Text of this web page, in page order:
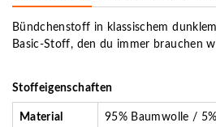
Bündchenstoff in klassischem
Basic-Stoff, den du immer brauchen
Stoffeigenschaften
Material 95% Baumwolle /